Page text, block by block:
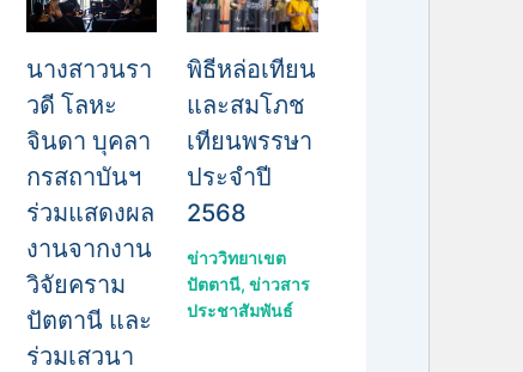
นางสาวนรา
วดี โลหะ
จินดา บุคลา
กรสถาบันฯ
ร่วมแสดงผล
งานจากงาน
วิจัยคราม
ปัตตานี และ
ร่วมเสวนา
พิธีหล่อเทียน
และสมโภช
เทียนพรรษา
ประจำปี
2568
ข่าววิทยาเขต
ปัตตานี,ข่าวสาร
ประชาสัมพันธ์